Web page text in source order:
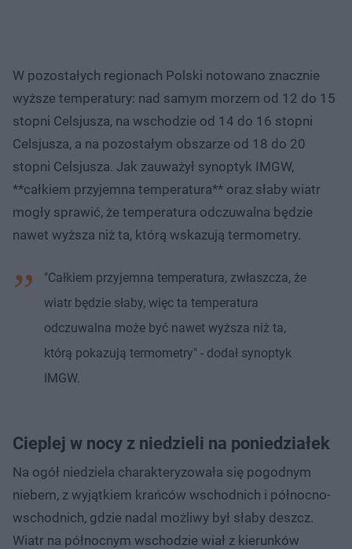
W pozostałych regionach Polski notowano znacznie
wyższe temperatury: nad samym morzem od 12 do 15
stopni Celsjusza, na wschodzie od 14 do 16 stopni
Celsjusza, a na pozostałym obszarze od 18 do 20
stopni Celsjusza. Jak zauważył synoptyk IMGW,
**całkiem przyjemna temperatura** oraz słaby wiatr
mogły sprawić, że temperatura odczuwalna będzie
nawet wyższa niż ta, którą wskazują termometry.
"Całkiem przyjemna temperatura, zwłaszcza, że
wiatr będzie słaby, więc ta temperatura
odczuwalna może być nawet wyższa niż ta,
którą pokazują termometry" - dodał synoptyk
IMGW.
Cieplej w nocy z niedzieli na poniedziałek
Na ogół niedziela charakteryzowała się pogodnym
niebem, z wyjątkiem krańców wschodnich i północno-
wschodnich, gdzie nadal możliwy był słaby deszcz.
Wiatr na północnym wschodzie wiał z kierunków